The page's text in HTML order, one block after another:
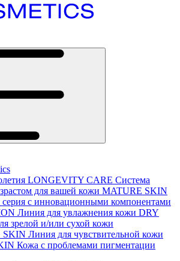
LONGEVITY CARE Система
для вашей кожи MATURE SKIN
с инновационными компонентами
Линия для увлажнения кожи DRY
зрелой и/или сухой кожи
SKIN Линия для чувствительной кожи
Кожа с проблемами пигментации